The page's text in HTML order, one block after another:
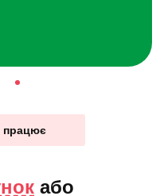
працює
або